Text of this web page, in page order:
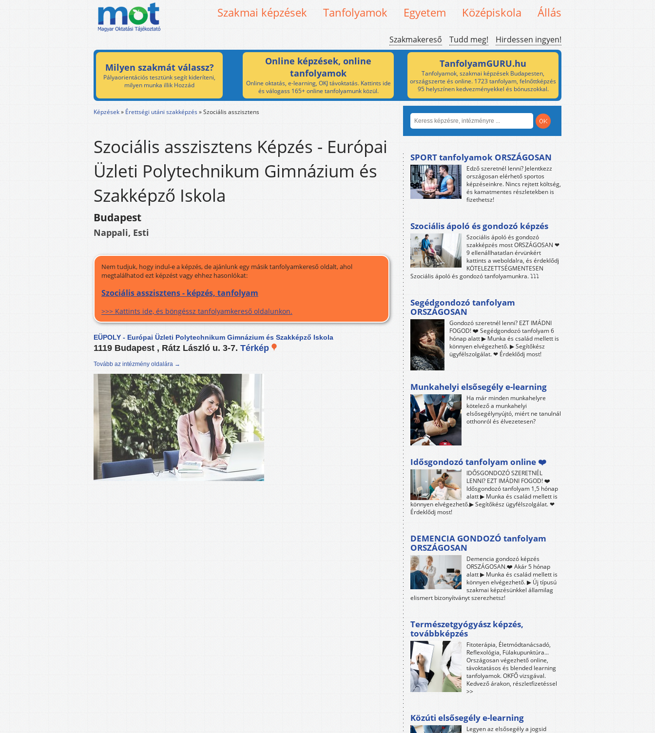
Szakmai képzések Tanfolyamok Egyetem Középiskola Állás
Szakmakereső Tudd meg! Hirdessen ingyen!
Milyen szakmát válassz?
Pályaorientációs tesztünk segít kideríteni,
milyen munka illik Hozzád
Online képzések, online
tanfolyamok
Online oktatás, e-learning, OKJ távoktatás. Kattints ide
és válogass 165+ online tanfolyamunk közül.
TanfolyamGURU.hu
Tanfolyamok, szakmai képzések Budapesten,
országszerte és online. 1723 tanfolyam, felnőttképzés
95 helyszínen kedvezményekkel és bónuszokkal.
Képzések» Érettségi utáni szakképzés»Szociális asszisztens
Szociális asszisztens Képzés - Európai
Üzleti Polytechnikum Gimnázium és
Szakképző Iskola
Budapest
Nappali, Esti
Nem tudjuk, hogy indul-e a képzés, de ajánlunk egy másik tanfolyamkereső oldalt, ahol
megtalálhatod ezt képzést vagy ehhez hasonlókat:
Szociális asszisztens - képzés, tanfolyam
>>> Kattints ide, és böngéssz tanfolyamkereső oldalunkon.
EÜPOLY - Európai Üzleti Polytechnikum Gimnázium és Szakképző Iskola
1119 Budapest , Rátz László u. 3-7. Térkép
Tovább az intézmény oldalára →
SPORT tanfolyamok ORSZÁGOSAN
Edző szeretnél lenni? Jelentkezz
országosan elérhető sportos
képzéseinkre. Nincs rejtett költség,
és kamatmentes részletekben is
fizethetsz!
Szociális ápoló és gondozó képzés
Szociális ápoló és gondozó
szakképzés most ORSZÁGOSAN ❤
9 ellenállhatatlan érvünkért
kattints a weboldalra, és érdeklődj
KÖTELEZETTSÉGMENTESEN
Szociális ápoló és gondozó tanfolyamunkra. ⤵⤵⤵
Segédgondozó tanfolyam
ORSZÁGOSAN
Gondozó szeretnél lenni? EZT IMÁDNI
FOGOD! ❤️ Segédgondozó tanfolyam 6
hónap alatt ▶ Munka és család mellett is
könnyen elvégezhető. ▶ Segítőkész
ügyfélszolgálat. ❤ Érdeklődj most!
Munkahelyi elsősegély e-learning
Ha már minden munkahelyre
kötelező a munkahelyi
elsősegélynyújtó, miért ne tanulnál
otthonról és élvezetesen?
Idősgondozó tanfolyam online ❤️
IDŐSGONDOZÓ SZERETNÉL
LENNI? EZT IMÁDNI FOGOD! ❤️
Idősgondozó tanfolyam 1,5 hónap
alatt ▶ Munka és család mellett is
könnyen elvégezhető.▶ Segítőkész ügyfélszolgálat. ❤
Érdeklődj most!
DEMENCIA GONDOZÓ tanfolyam
ORSZÁGOSAN
Demencia gondozó képzés
ORSZÁGOSAN.❤️ Akár 5 hónap
alatt ▶ Munka és család mellett is
könnyen elvégezhető. ▶ Új típusú
szakmai képzésünkkel államilag
elismert bizonyítványt szerezhetsz!
Természetgyógyász képzés,
továbbképzés
Fitoterápia, Életmódtanácsadó,
Reflexológia, Fülakupunktúra...
Országosan végezhető online,
távoktatásos és blended learning
tanfolyamok. OKFŐ vizsgával.
Kedvező árakon, részletfizetéssel
>>
Közúti elsősegély e-learning
Legyen az elsősegély a jogsid